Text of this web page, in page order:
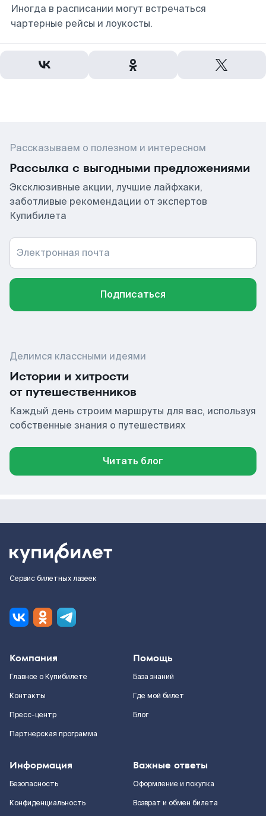
Иногда в расписании могут встречаться
чартерные рейсы и лоукосты.
Рассказываем о полезном и интересном
Рассылка с выгодными предложениями
Эксклюзивные акции, лучшие лайфхаки,
заботливые рекомендации от экспертов
Купибилета
Электронная почта
Подписаться
Делимся классными идеями
Истории и хитрости
от путешественников
Каждый день строим маршруты для вас, используя
собственные знания о путешествиях
Читать блог
Сервис билетных лазеек
Компания
Главное о Купибилете
Контакты
Пресс-центр
Партнерская программа
Помощь
База знаний
Где мой билет
Блог
Информация
Безопасность
Конфиденциальность
Важные ответы
Оформление и покупка
Возврат и обмен билета